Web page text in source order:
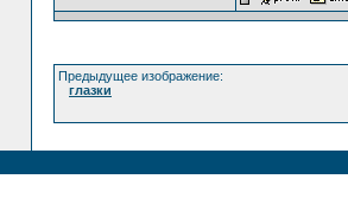
Предыдущее изображение:
глазки